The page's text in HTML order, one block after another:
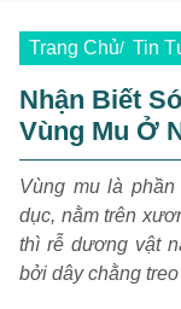
Trang Chủ Tin
Nhận Biết
Vùng Mu Ở
Vùng mu là
dục, nằm trên
thì rễ dương vật
bởi dây chằng